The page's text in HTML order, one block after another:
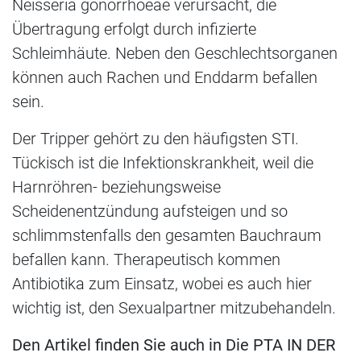
Neisseria gonorrhoeae verursacht, die
Übertragung erfolgt durch infizierte
Schleimhäute. Neben den Geschlechtsorganen
können auch Rachen und Enddarm befallen
sein.
Der Tripper gehört zu den häufigsten STI.
Tückisch ist die Infektionskrankheit, weil die
Harnröhren- beziehungsweise
Scheidenentzündung aufsteigen und so
schlimmstenfalls den gesamten Bauchraum
befallen kann. Therapeutisch kommen
Antibiotika zum Einsatz, wobei es auch hier
wichtig ist, den Sexualpartner mitzubehandeln.
Den Artikel finden Sie auch in Die PTA IN DER